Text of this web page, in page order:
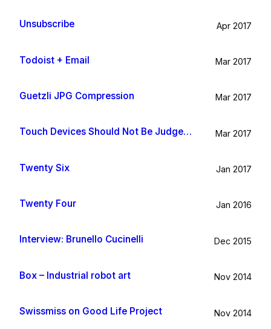
Unsubscribe Apr 2017
Todoist + Email Mar 2017
Guetzli JPG Compression Mar 2017
Touch Devices Should Not Be Judged By Their Size Mar 2017
Twenty Six Jan 2017
Twenty Four Jan 2016
Interview: Brunello Cucinelli Dec 2015
Box – Industrial robot art Nov 2014
Swissmiss on Good Life Project Nov 2014